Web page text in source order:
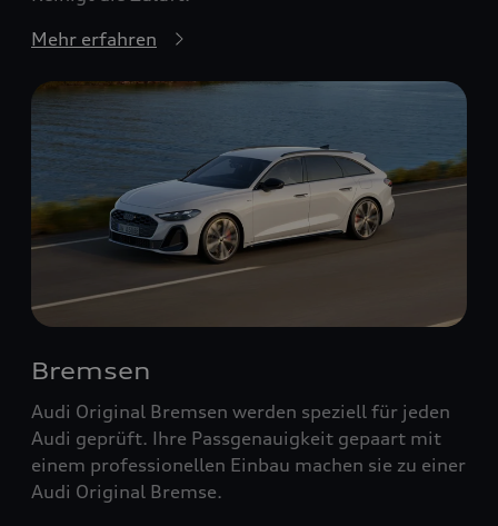
Mehr erfahren
Bremsen
Audi Original Bremsen werden speziell für jeden
Audi geprüft. Ihre Passgenauigkeit gepaart mit
einem professionellen Einbau machen sie zu einer
Audi Original Bremse.